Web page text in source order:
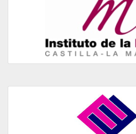
Terciario
SEPECAM